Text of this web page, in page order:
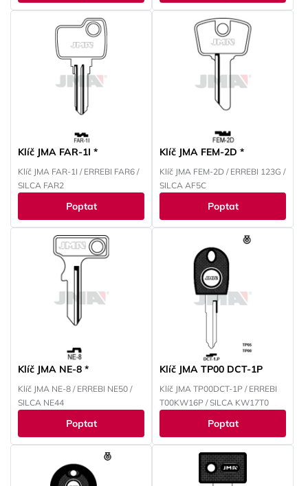
Klíč JMA FAR-1I *
Klíč JMA FAR-1I / ERREBI FAR6 /
SILCA FAR2
Poptat
Klíč JMA FEM-2D *
Klíč JMA FEM-2D / ERREBI 123G /
SILCA AF5C
Poptat
Klíč JMA NE-8 *
Klíč JMA NE-8 / ERREBI NE50 /
SILCA NE44
Poptat
Klíč JMA TP00 DCT-1P
Klíč JMA TP00DCT-1P / ERREBI
T00KW16P / SILCA KW17T0
Poptat